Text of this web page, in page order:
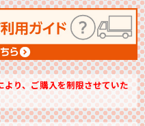
り、ご購入を制限させていた